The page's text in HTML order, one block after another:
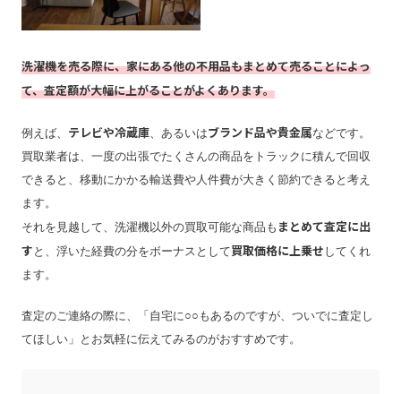
洗濯機を売る際に、家にある他の不用品もまとめて売ることによっ
て、査定額が大幅に上がることがよくあります。
例えば、 テレビや冷蔵庫 、あるいはブランド品や貴金属などです。
買取業者は、一度の出張でたくさんの商品をトラックに積んで回収
できると、移動にかかる輸送費や人件費が大きく節約できると考え
ます。
それを見越して、洗濯機以外の買取可能な商品も まとめて査定に出
す と、浮いた経費の分をボーナスとして買取価格に上乗せ してくれ
ます。
査定のご連絡の際に、「自宅に○○もあるのですが、ついでに査定し
てほしい」とお気軽に伝えてみるのがおすすめです。